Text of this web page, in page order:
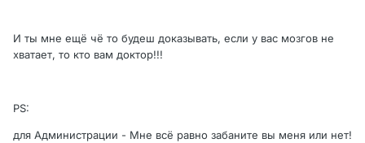
И ты мне ещё чё то будеш доказывать, если у вас мозгов не
хватает, то кто вам доктор!!!
PS:
для Администрации - Мне всё равно забаните вы меня или нет!